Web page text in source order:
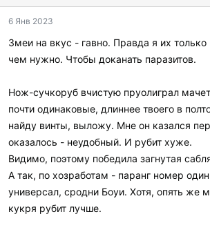
6 Янв 2023
Змеи на вкус - гавно. Правда я их
чем нужно. Чтобы доканать паразитов.
Нож-сучкоруб вчистую пруолиграл
почти одинаковые, длиннее твоего в
найду винты, выложу. Мне он казался
оказалось - неудобный. И рубит хуже.
Видимо, поэтому победила загнутая
А так, по хозработам - паранг номер
универсал, сродни Боуи. Хотя, опять же
кукря рубит лучше.